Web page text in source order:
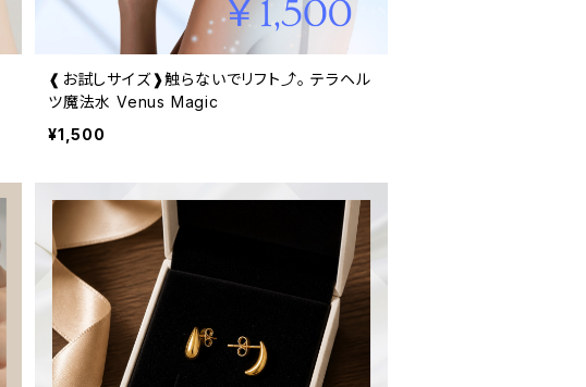
❰お試しサイズ❱触らないでリフト⤴️。 テラヘル
ツ魔法水 Venus Magic
¥1,500